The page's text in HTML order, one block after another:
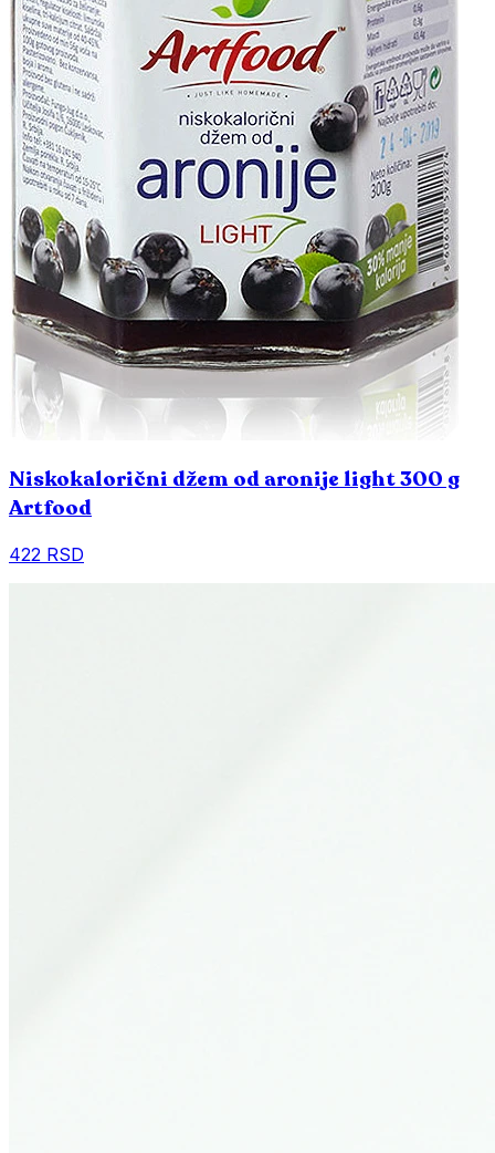
Niskokalorični džem od aronije light 300 g
Artfood
422 RSD